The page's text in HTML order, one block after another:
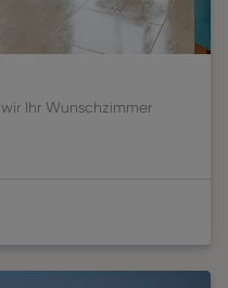
Ihr Wunschzimmer